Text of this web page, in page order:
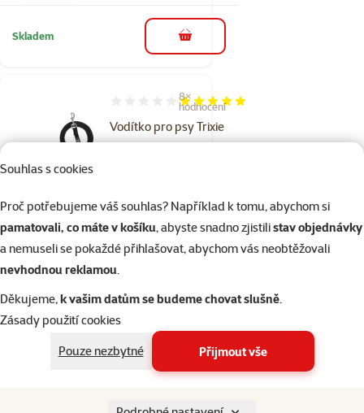
Souhlas s cookies
Proč potřebujeme váš souhlas? Například k tomu, abychom si
pamatovali, co máte v košíku, abyste snadno zjistilistav objednávky
a nemuseli se pokaždé přihlašovat, abychom vás neobtěžovali
nevhodnou reklamou.
Děkujeme,k vašim datům se budeme chovat slušně.
Zásady použití cookies
Pouze nezbytné
Přijmout vše
Skladem do košíku
Vodítko pro psy Trixie
stopovací černé 5m
Hodnocení 100%, počet hodnocení: 8
8×
hodnocení
💥 Výprodej
Skladem
Vodítko Tamer
lanové Easylong
Hodnocení 0%